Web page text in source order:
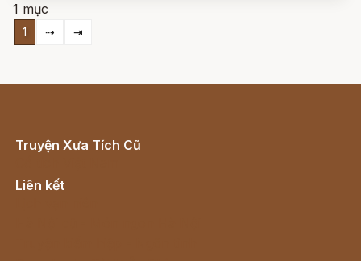
1 mục
1 ⇢ ⇥
Truyện Xưa Tích Cũ
Liên kết